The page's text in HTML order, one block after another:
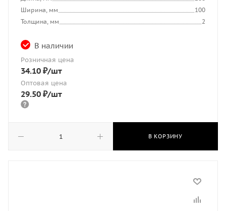
Ширина, мм
100
Толщина, мм
2
В наличии
Розничная цена
34.10 ₽/шт
Оптовая цена
29.50 ₽/шт
В КОРЗИНУ